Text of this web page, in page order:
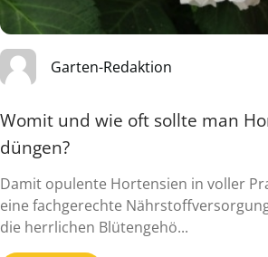
Garten-Redaktion
Womit und wie oft sollte man
düngen?
Damit opulente Hortensien in voller
eine fachgerechte
die herrlichen Blütengehö...